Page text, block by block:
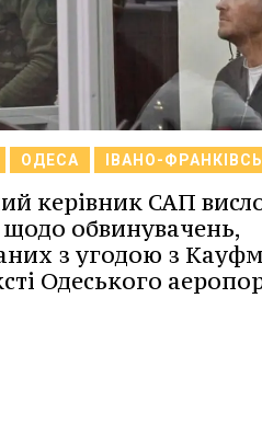
ОДЕСА ІВАНО-
керівник САП
обвинувачень,
з угодою з
Одеського